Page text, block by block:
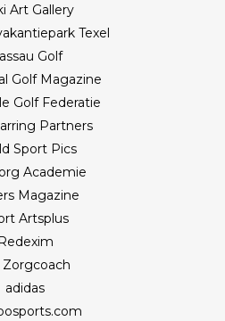
Art Gallery
Texel
Golf
Golf Magazine
Golf Federatie
Partners
Sport Pics
Academie
Magazine
Artsplus
Zorgcoach
adidas